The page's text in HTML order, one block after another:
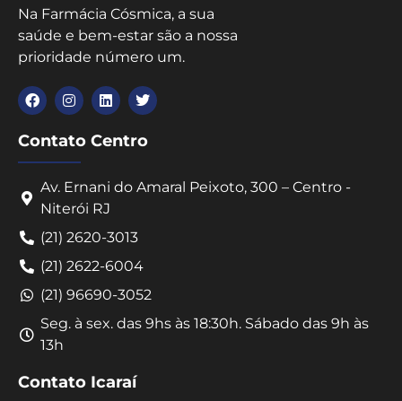
Na Farmácia Cósmica, a sua
saúde e bem-estar são a nossa
prioridade número um.
Contato Centro
Av. Ernani do Amaral Peixoto, 300 – Centro -
Niterói RJ
(21) 2620-3013
(21) 2622-6004
(21) 96690-3052
Seg. à sex. das 9hs às 18:30h. Sábado das 9h às
13h
Contato Icaraí